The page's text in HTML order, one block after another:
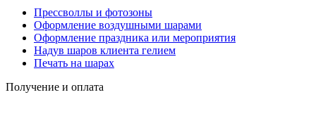
Прессволлы и фотозоны
Оформление воздушными шарами
Оформление праздника или мероприятия
Надув шаров клиента гелием
Печать на шарах
Получение и оплата